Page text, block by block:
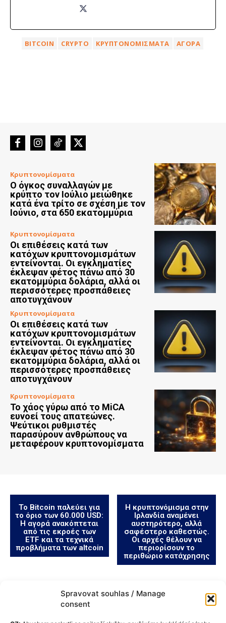
Spravovat souhlas / Manage
consent
BITCOIN CRYPTO ΚΡΥΠΤΟΝΟΜΊΣΜΑΤΑ ΑΓΟΡΆ
Κρυπτονομίσματα
Ο όγκος συναλλαγών με
κρύπτο τον Ιούλιο μειώθηκε
κατά ένα τρίτο σε σχέση με τον
Ιούνιο, στα 650 εκατομμύρια
Κρυπτονομίσματα
Οι επιθέσεις κατά των
κατόχων κρυπτονομισμάτων
εντείνονται. Οι εγκληματίες
έκλεψαν φέτος πάνω από 30
εκατομμύρια δολάρια, αλλά οι
περισσότερες προσπάθειες
αποτυγχάνουν
Κρυπτονομίσματα
Οι επιθέσεις κατά των
κατόχων κρυπτονομισμάτων
εντείνονται. Οι εγκληματίες
έκλεψαν φέτος πάνω από 30
εκατομμύρια δολάρια, αλλά οι
περισσότερες προσπάθειες
αποτυγχάνουν
Κρυπτονομίσματα
Το χάος γύρω από το MiCA
ευνοεί τους απατεώνες.
Ψεύτικοι ρυθμιστές
παρασύρουν ανθρώπους να
μεταφέρουν κρυπτονομίσματα
Το Bitcoin παλεύει για
το όριο των 60.000 USD:
Η αγορά ανακόπτεται
από τις εκροές των
ETF και τα τεχνικά
προβλήματα των altcoin
Η κρυπτονόμισμα στην
Ιρλανδία αναμένει
αυστηρότερο, αλλά
σαφέστερο καθεστώς.
Οι αρχές θέλουν να
περιορίσουν το
περιθώριο κατάχρησης